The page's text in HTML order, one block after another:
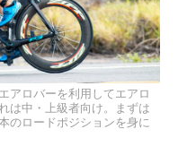
アロバーを利用してエアロ
は中・上級者向け。まずは
のロードポジションを身に